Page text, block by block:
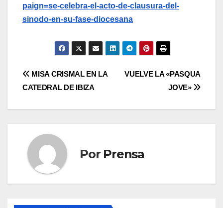
paign=se-celebra-el-acto-de-clausura-del-
sinodo-en-su-fase-diocesana
Navegación
VUELVE LA «PASQUA
JOVE»
MISA CRISMAL EN LA
CATEDRAL DE IBIZA
Por Prensa